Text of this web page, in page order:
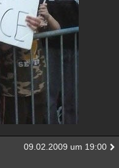
09.02.2009 um 19:00